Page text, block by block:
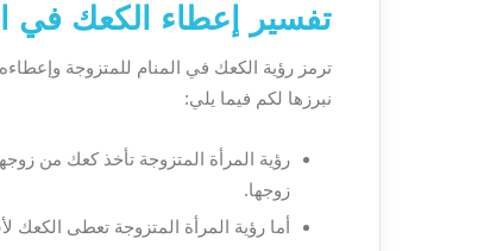
تفسير إعطاء الكعك في
ترمز رؤية الكعك في المنام للمتزوجة
نبرزها لكم فيما يلي:
رؤية المرأة المتزوجة تأخذ كعك من
زوجها.
أما رؤية المرأة المتزوجة تعطى الكعك